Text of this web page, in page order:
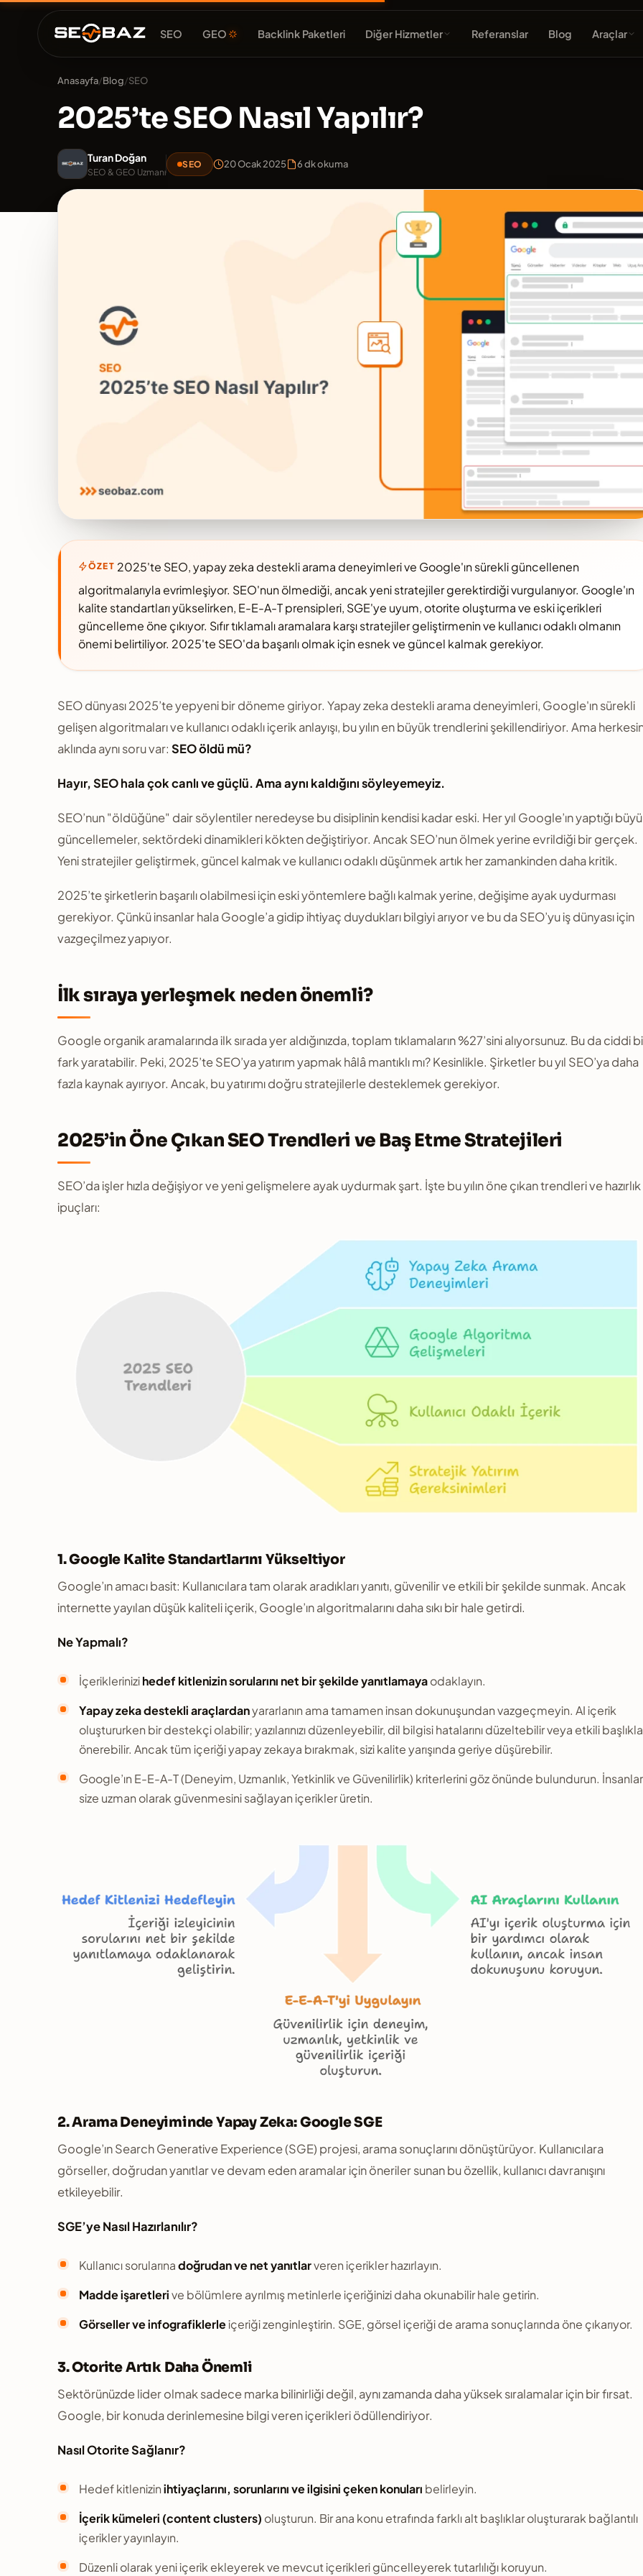
SEO GEO Backlink Paketleri Diğer Hizmetler Referanslar Blog Araçlar
Anasayfa/Blog/SEO
2025’te SEO Nasıl Yapılır?
Turan Doğan
SEO & GEO Uzmanı
SEO 20 Ocak 2025 6 dk okuma
ÖZET 2025'te SEO, yapay zeka destekli arama deneyimleri ve Google'ın sürekli güncellenen
algoritmalarıyla evrimleşiyor. SEO'nun ölmediği, ancak yeni stratejiler gerektirdiği vurgulanıyor. Google'ın
kalite standartları yükselirken, E-E-A-T prensipleri, SGE'ye uyum, otorite oluşturma ve eski içerikleri
güncelleme öne çıkıyor. Sıfır tıklamalı aramalara karşı stratejiler geliştirmenin ve kullanıcı odaklı olmanın
önemi belirtiliyor. 2025'te SEO'da başarılı olmak için esnek ve güncel kalmak gerekiyor.
SEO dünyası 2025’te yepyeni bir döneme giriyor. Yapay zeka destekli arama deneyimleri, Google'ın sürekli
gelişen algoritmaları ve kullanıcı odaklı içerik anlayışı, bu yılın en büyük trendlerini şekillendiriyor. Ama
aklında aynı soru var: SEO öldü mü?
Hayır, SEO hala çok canlı ve güçlü. Ama aynı kaldığını söyleyemeyiz.
SEO’nun "öldüğüne" dair söylentiler neredeyse bu disiplinin kendisi kadar eski. Her yıl Google’ın yaptığı
güncellemeler, sektördeki dinamikleri kökten değiştiriyor. Ancak SEO’nun ölmek yerine evrildiği bir gerçek.
Yeni stratejiler geliştirmek, güncel kalmak ve kullanıcı odaklı düşünmek artık her zamankinden daha kritik.
2025’te şirketlerin başarılı olabilmesi için eski yöntemlere bağlı kalmak yerine, değişime ayak uydurması
gerekiyor. Çünkü insanlar hala Google’a gidip ihtiyaç duydukları bilgiyi arıyor ve bu da SEO’yu iş dünyası için
vazgeçilmez yapıyor.
İlk sıraya yerleşmek neden önemli?
Google organik aramalarında ilk sırada yer aldığınızda, toplam tıklamaların %27’sini alıyorsunuz. Bu da ciddi
fark yaratabilir. Peki, 2025’te SEO’ya yatırım yapmak hâlâ mantıklı mı? Kesinlikle. Şirketler bu yıl SEO’ya daha
fazla kaynak ayırıyor. Ancak, bu yatırımı doğru stratejilerle desteklemek gerekiyor.
2025’in Öne Çıkan SEO Trendleri ve Baş Etme Stratejileri
SEO’da işler hızla değişiyor ve yeni gelişmelere ayak uydurmak şart. İşte bu yılın öne çıkan trendleri ve hazırlık
ipuçları:
1. Google Kalite Standartlarını Yükseltiyor
Google’ın amacı basit: Kullanıcılara tam olarak aradıkları yanıtı, güvenilir ve etkili bir şekilde sunmak. Ancak
internette yayılan düşük kaliteli içerik, Google’ın algoritmalarını daha sıkı bir hale getirdi.
Ne Yapmalı?
İçeriklerinizihedef kitlenizin sorularını net bir şekilde yanıtlamayaodaklayın.
Yapay zeka destekli araçlardanyararlanın ama tamamen insan dokunuşundan vazgeçmeyin. AI içerik
oluştururken bir destekçi olabilir; yazılarınızı düzenleyebilir, dil bilgisi hatalarını düzeltebilir veya etkili
önerebilir. Ancak tüm içeriği yapay zekaya bırakmak, sizi kalite yarışında geriye düşürebilir.
Google’ın E-E-A-T (Deneyim, Uzmanlık, Yetkinlik ve Güvenilirlik) kriterlerini göz önünde bulundurun.
size uzman olarak güvenmesini sağlayan içerikler üretin.
2. Arama Deneyiminde Yapay Zeka: Google SGE
Google’ın Search Generative Experience (SGE) projesi, arama sonuçlarını dönüştürüyor. Kullanıcılara
görseller, doğrudan yanıtlar ve devam eden aramalar için öneriler sunan bu özellik, kullanıcı davranışını
etkileyebilir.
SGE’ye Nasıl Hazırlanılır?
Kullanıcı sorularınadoğrudan ve net yanıtlarveren içerikler hazırlayın.
Madde işaretlerive bölümlere ayrılmış metinlerle içeriğinizi daha okunabilir hale getirin.
Görseller ve infografiklerleiçeriği zenginleştirin. SGE, görsel içeriği de arama sonuçlarında öne çıkarıyor.
3. Otorite Artık Daha Önemli
Sektörünüzde lider olmak sadece marka bilinirliği değil, aynı zamanda daha yüksek sıralamalar için bir fırsat.
Google, bir konuda derinlemesine bilgi veren içerikleri ödüllendiriyor.
Nasıl Otorite Sağlanır?
Hedef kitlenizinihtiyaçlarını, sorunlarını ve ilgisini çeken konuları belirleyin.
İçerik kümeleri (content clusters) oluşturun. Bir ana konu etrafında farklı alt başlıklar oluşturarak bağlantılı
içerikler yayınlayın.
Düzenli olarak yeni içerik ekleyerek ve mevcut içerikleri güncelleyerek tutarlılığı koruyun.